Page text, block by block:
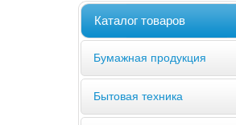
Каталог товаров
Бумажная продукция
Бытовая техника